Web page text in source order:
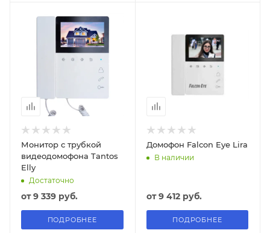
Монитор с трубкой
видеодомофона Tantos
Elly
Достаточно
от9 339 руб.
ПОДРОБНЕЕ
Домофон Falcon Eye Lira
В наличии
от9 412 руб.
ПОДРОБНЕЕ